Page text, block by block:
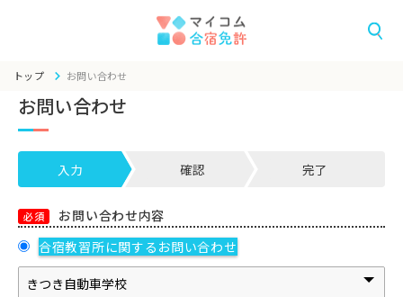
トップ お問い合わせ
お問い合わせ
入力 確認 完了
必須
お問い合わせ内容
合宿教習所に関するお問い合わせ